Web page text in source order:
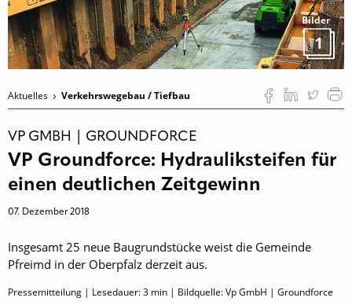
Bilder
1
Aktuelles Verkehrswegebau / Tiefbau
VP GMBH | GROUNDFORCE
VP Groundforce: Hydrauliksteifen für
einen deutlichen Zeitgewinn
07. Dezember 2018
Insgesamt 25 neue ­Baugrundstücke weist die Gemeinde
Pfreimd in der ­Oberpfalz derzeit aus.
Pressemitteilung | Lesedauer:3 min | Bildquelle: Vp GmbH | Groundforce